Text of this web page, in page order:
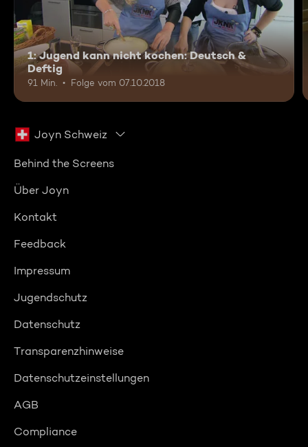
1: Jugend kann nicht kochen: Deutsch &
Deftig
91 Min. Folge vom 07.10.2018
Joyn Schweiz
Behind the Screens
Über Joyn
Kontakt
Feedback
Impressum
Jugendschutz
Datenschutz
Transparenzhinweise
Datenschutzeinstellungen
AGB
Compliance